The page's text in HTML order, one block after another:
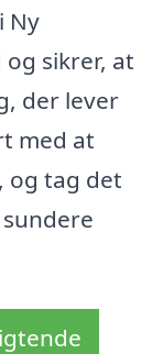
Ny
sikrer, at
der lever
med at
og tag det